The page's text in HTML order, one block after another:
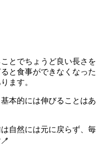
とでちょうど良い長さを
と食事ができなくなった
ます。
本的には伸びることはあ
自然には元に戻らず、毎